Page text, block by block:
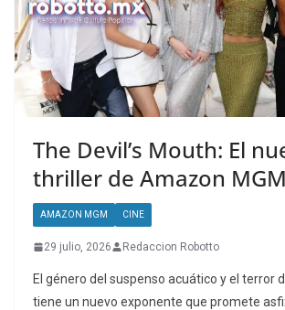
The Devil’s Mouth: El
thriller de Amazon MGM
AMAZON MGM CINE
29 julio, 2026 Redaccion Robotto
El género del suspenso acuático y el terror
tiene un nuevo exponente que promete